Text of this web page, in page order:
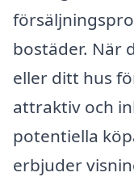
bostäder. När
eller ditt hus
attraktiv och
potentiella
erbjuder